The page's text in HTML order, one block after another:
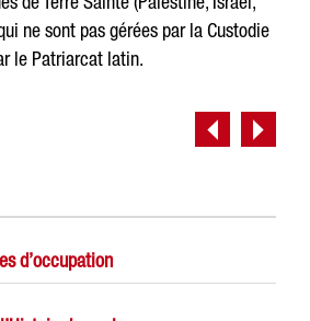
ne sont pas gérées par la Custodie
le Patriarcat latin.
d’occupation